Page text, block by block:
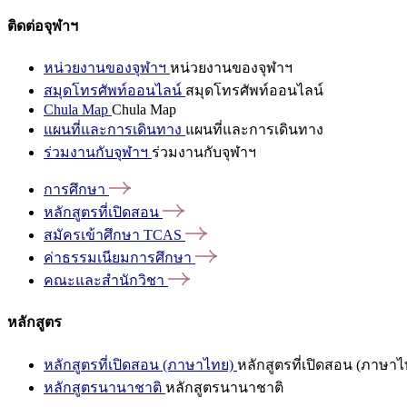
ติดต่อจุฬาฯ
หน่วยงานของจุฬาฯ หน่วยงานของจุฬาฯ
สมุดโทรศัพท์ออนไลน์ สมุดโทรศัพท์ออนไลน์
Chula Map Chula Map
แผนที่และการเดินทาง แผนที่และการเดินทาง
ร่วมงานกับจุฬาฯ ร่วมงานกับจุฬาฯ
การศึกษา
หลักสูตรที่เปิดสอน
สมัครเข้าศึกษา TCAS
ค่าธรรมเนียมการศึกษา
คณะและสำนักวิชา
หลักสูตร
หลักสูตรที่เปิดสอน (ภาษาไทย) หลักสูตรที่เปิดสอน (ภาษาไ
หลักสูตรนานาชาติ หลักสูตรนานาชาติ